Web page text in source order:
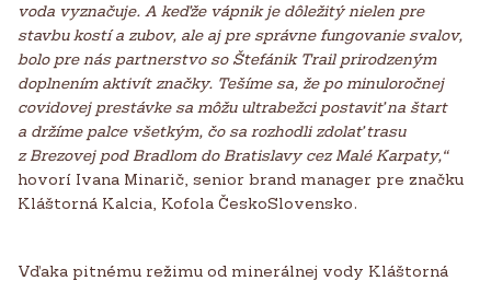
voda vyznačuje. A keďže vápnik je dôležitý nielen pre
stavbu kostí a zubov, ale aj pre správne fungovanie svalov,
bolo pre nás partnerstvo so Štefánik Trail prirodzeným
doplnením aktivít značky. Tešíme sa, že po minuloročnej
covidovej prestávke sa môžu ultrabežci postaviť na štart
a držíme palce všetkým, čo sa rozhodli zdolať trasu
z Brezovej pod Bradlom do Bratislavy cez Malé Karpaty,“
hovorí Ivana Minarič, senior brand manager pre značku
Kláštorná Kalcia, Kofola ČeskoSlovensko.
Vďaka pitnému režimu od minerálnej vody Kláštorná